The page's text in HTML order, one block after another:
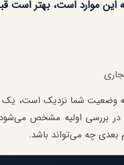
موارد است، بهتر است
به وضعیت شما نزدیک است، یک
در بررسی اولیه مشخص
بعدی چه می‌تواند باشد.